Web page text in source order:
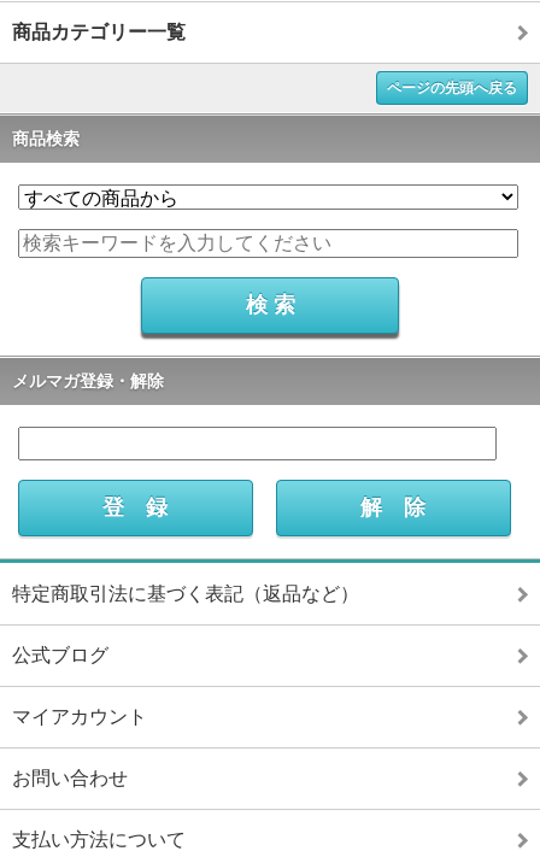
商品カテゴリー一覧
ページの先頭へ戻る
商品検索
メルマガ登録・解除
特定商取引法に基づく表記（返品など）
公式ブログ
マイアカウント
お問い合わせ
支払い方法について